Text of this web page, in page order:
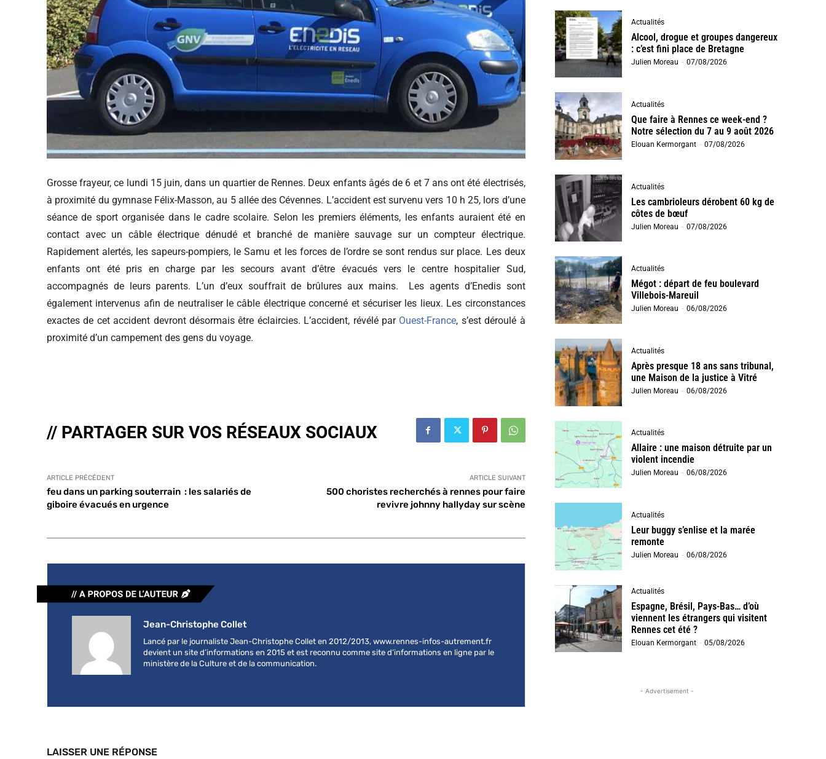
Grosse frayeur, ce lundi 15 juin, dans un quartier de Rennes. Deux enfants âgés de 6 et 7 ans ont été électrisés,
à proximité du gymnase Félix-Masson, au 5 allée des Cévennes. L’accident est survenu vers 10 h 25, lors d’une
séance de sport organisée dans le cadre scolaire. Selon les premiers éléments, les enfants auraient été en
contact avec un câble électrique dénudé et branché de manière sauvage sur un compteur électrique.
Rapidement alertés, les sapeurs-pompiers, le Samu et les forces de l’ordre se sont rendus sur place. Les deux
enfants ont été pris en charge par les secours avant d’être évacués vers le centre hospitalier Sud,
accompagnés de leurs parents. L’un d’eux souffrait de brûlures aux mains. Les agents d’Enedis sont
également intervenus afin de neutraliser le câble électrique concerné et sécuriser les lieux. Les circonstances
exactes de cet accident devront désormais être éclaircies. L’accident, révélé par Ouest-France, s’est déroulé à
proximité d’un campement des gens du voyage.
// PARTAGER SUR VOS RÉSEAUX SOCIAUX
ARTICLE PRÉCÉDENT
feu dans un parking souterrain : les salariés de
giboire évacués en urgence
ARTICLE SUIVANT
500 choristes recherchés à rennes pour faire
revivre johnny hallyday sur scène
Jean-Christophe Collet
Lancé par le journaliste Jean-Christophe Collet en 2012/2013, www.rennes-infos-autrement.fr
devient un site d’informations en 2015 et est reconnu comme site d’informations en ligne par le
ministère de la Culture et de la communication.
LAISSER UNE RÉPONSE
Actualités
Alcool, drogue et groupes dangereux
: c’est fini place de Bretagne
Julien Moreau - 07/08/2026
Actualités
Que faire à Rennes ce week-end ?
Notre sélection du 7 au 9 août 2026
Elouan Kermorgant - 07/08/2026
Actualités
Les cambrioleurs dérobent 60 kg de
côtes de bœuf
Julien Moreau - 07/08/2026
Actualités
Mégot : départ de feu boulevard
Villebois-Mareuil
Julien Moreau - 06/08/2026
Actualités
Après presque 18 ans sans tribunal,
une Maison de la justice à Vitré
Julien Moreau - 06/08/2026
Actualités
Allaire : une maison détruite par un
violent incendie
Julien Moreau - 06/08/2026
Actualités
Leur buggy s’enlise et la marée
remonte
Julien Moreau - 06/08/2026
Actualités
Espagne, Brésil, Pays-Bas… d’où
viennent les étrangers qui visitent
Rennes cet été ?
Elouan Kermorgant - 05/08/2026
- Advertisement -